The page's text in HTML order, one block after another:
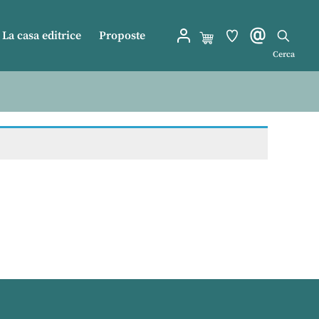
La casa editrice Proposte
Cerca